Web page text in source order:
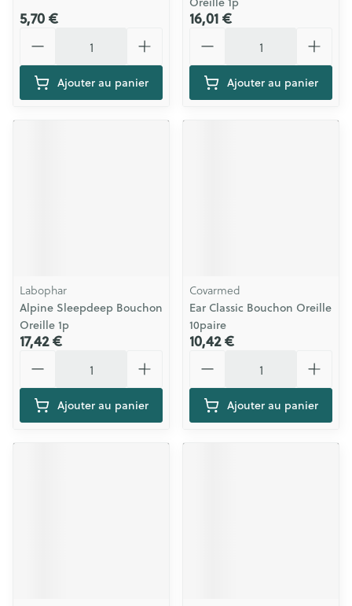
5,70 €
Ajouter au panier
16,01 €
Ajouter au panier
Labophar
Alpine Sleepdeep Bouchon
Oreille 1p
17,42 €
Ajouter au panier
Covarmed
Ear Classic Bouchon Oreille
10paire
10,42 €
Ajouter au panier